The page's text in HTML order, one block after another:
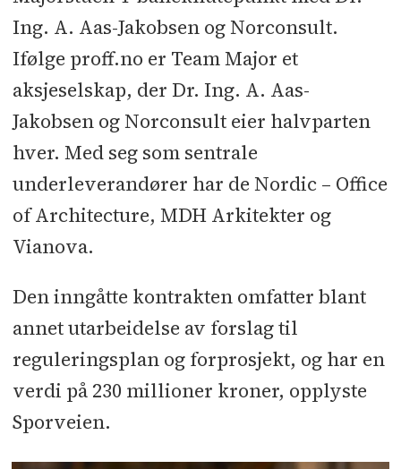
Ing. A. Aas-Jakobsen og Norconsult.
Ifølge proff.no er Team Major et
aksjeselskap, der Dr. Ing. A. Aas-
Jakobsen og Norconsult eier halvparten
hver. Med seg som sentrale
underleverandører har de Nordic – Office
of Architecture, MDH Arkitekter og
Vianova.
Den inngåtte kontrakten omfatter blant
annet utarbeidelse av forslag til
reguleringsplan og forprosjekt, og har en
verdi på 230 millioner kroner, opplyste
Sporveien.